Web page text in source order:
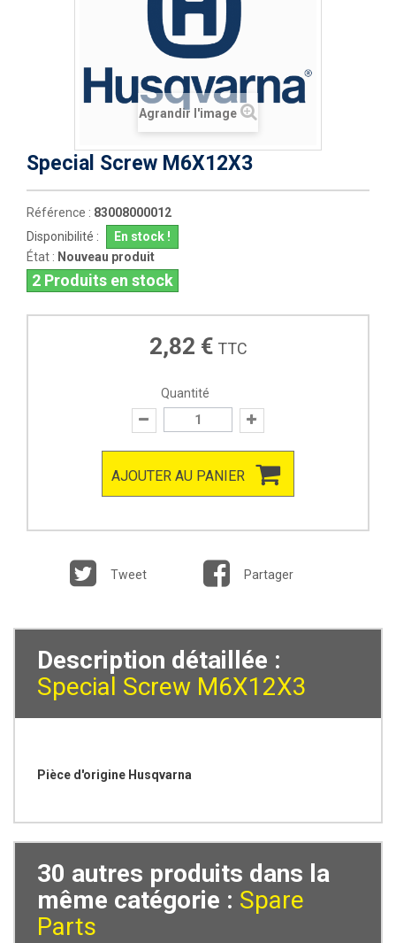
Agrandir l'image
Special Screw M6X12X3
Référence : 83008000012
Disponibilité :
En stock !
État : Nouveau produit
2 Produits en stock
2,82 € TTC
Quantité
AJOUTER AU PANIER
Tweet Partager
Description détaillée :
Special Screw M6X12X3
Pièce d'origine Husqvarna
30 autres produits dans la
même catégorie : Spare
Parts